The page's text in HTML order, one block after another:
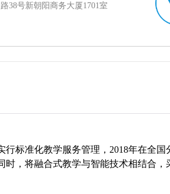
38号新朝阳商务大厦1701室
标准化教学服务管理，2018年在全国
时，将融合式教学与智能技术相结合，